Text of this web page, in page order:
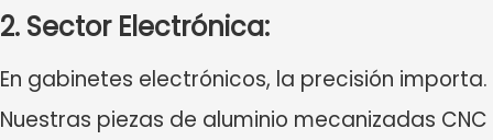
2. Sector Electrónica:
En gabinetes electrónicos, la precisión importa.
Nuestras piezas de aluminio mecanizadas CNC